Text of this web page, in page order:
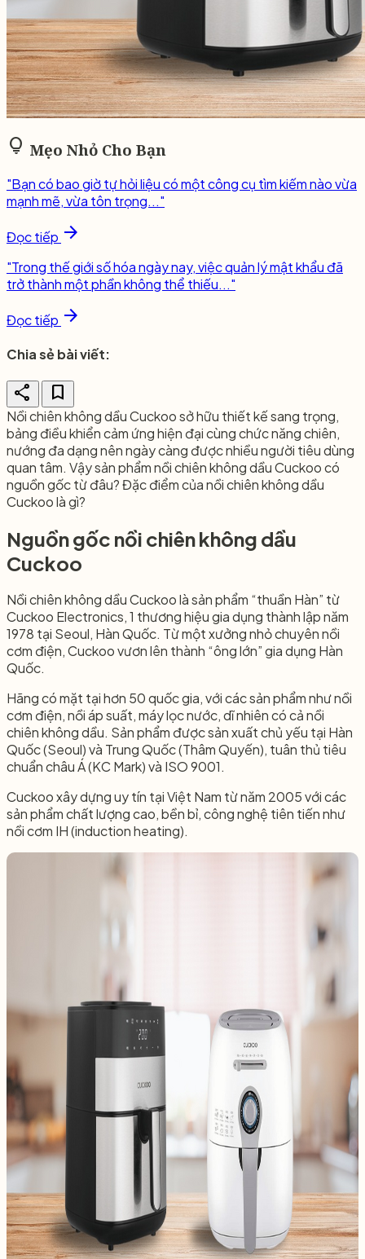
lightbulb Mẹo Nhỏ Cho Bạn
"Bạn có bao giờ tự hỏi liệu có một công cụ tìm kiếm nào vừa
mạnh mẽ, vừa tôn trọng..."
Đọc tiếp arrow_forward
"Trong thế giới số hóa ngày nay, việc quản lý mật khẩu đã
trở thành một phần không thể thiếu..."
Đọc tiếp arrow_forward
Chia sẻ bài viết:
share bookmark
Nồi chiên không dầu Cuckoo sở hữu thiết kế sang trọng,
bảng điều khiển cảm ứng hiện đại cùng chức năng chiên,
nướng đa dạng nên ngày càng được nhiều người tiêu dùng
quan tâm. Vậy sản phẩm nồi chiên không dầu Cuckoo có
nguồn gốc từ đâu? Đặc điểm của nồi chiên không dầu
Cuckoo là gì?
Nguồn gốc nồi chiên không dầu
Cuckoo​
Nồi chiên không dầu Cuckoo là sản phẩm “thuần Hàn” từ
Cuckoo Electronics, 1 thương hiệu gia dụng thành lập năm
1978 tại Seoul, Hàn Quốc. Từ một xưởng nhỏ chuyên nồi
cơm điện, Cuckoo vươn lên thành “ông lớn” gia dụng Hàn
Quốc.
Hãng có mặt tại hơn 50 quốc gia, với các sản phẩm như nồi
cơm điện, nồi áp suất, máy lọc nước, dĩ nhiên có cả nồi
chiên không dầu. Sản phẩm được sản xuất chủ yếu tại Hàn
Quốc (Seoul) và Trung Quốc (Thâm Quyến), tuân thủ tiêu
chuẩn châu Á (KC Mark) và ISO 9001.
Cuckoo xây dựng uy tín tại Việt Nam từ năm 2005 với các
sản phẩm chất lượng cao, bền bỉ, công nghệ tiên tiến như
nồi cơm IH (induction heating).